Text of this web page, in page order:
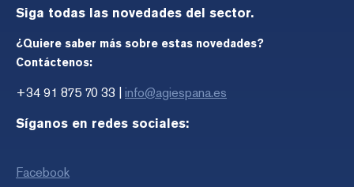
Siga todas las novedades del sector.
¿Quiere saber más sobre estas novedades?
Contáctenos:
+34 91 875 70 33 |info@agiespana.es
Síganos en redes sociales:
Facebook